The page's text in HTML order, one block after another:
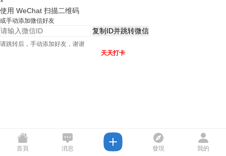
使用 WeChat 扫描二维码
或手动添加微信好友
复制ID并跳转微信
请跳转后，手动添加好友，谢谢
天天打卡
首頁 消息 發現 我的